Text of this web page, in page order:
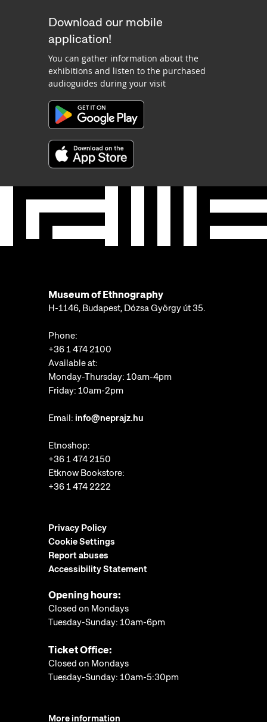
Download our mobile
application!
You can gather information about the
exhibitions and listen to the purchased
audioguides during your visit
Museum of Ethnography
H-1146, Budapest, Dózsa György út 35.
Phone:
+36 1 474 2100
Available at:
Monday-Thursday: 10am-4pm
Friday: 10am-2pm
Email: info@neprajz.hu
Etnoshop:
+36 1 474 2150
Etknow Bookstore:
+36 1 474 2222
Privacy Policy
Cookie Settings
Report abuses
Accessibility Statement
Opening hours:
Closed on Mondays
Tuesday-Sunday: 10am-6pm
Ticket Office:
Closed on Mondays
Tuesday-Sunday: 10am-5:30pm
More information